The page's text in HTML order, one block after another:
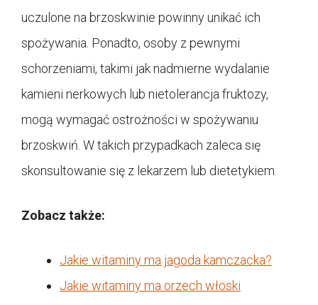
uczulone na brzoskwinie powinny unikać ich
spożywania. Ponadto, osoby z pewnymi
schorzeniami, takimi jak nadmierne wydalanie
kamieni nerkowych lub nietolerancja fruktozy,
mogą wymagać ostrożności w spożywaniu
brzoskwiń. W takich przypadkach zaleca się
skonsultowanie się z lekarzem lub dietetykiem.
Zobacz także:
Jakie witaminy ma jagoda kamczacka?
Jakie witaminy ma orzech włoski